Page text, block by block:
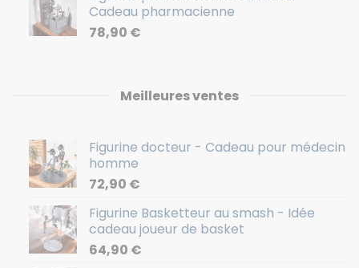
Cadeau pharmacienne
78,90 €
Meilleures ventes
Figurine docteur - Cadeau pour médecin
homme
72,90 €
Figurine Basketteur au smash - Idée
cadeau joueur de basket
64,90 €